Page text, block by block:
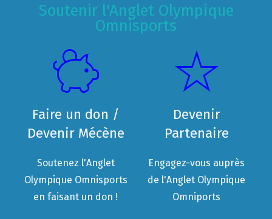
Soutenir l'Anglet Olympique
Omnisports
Faire un don /
Devenir Mécène
Soutenez l'Anglet
Olympique Omnisports
en faisant un don !
Devenir
Partenaire
Engagez-vous auprès
de l'Anglet Olympique
Omniports